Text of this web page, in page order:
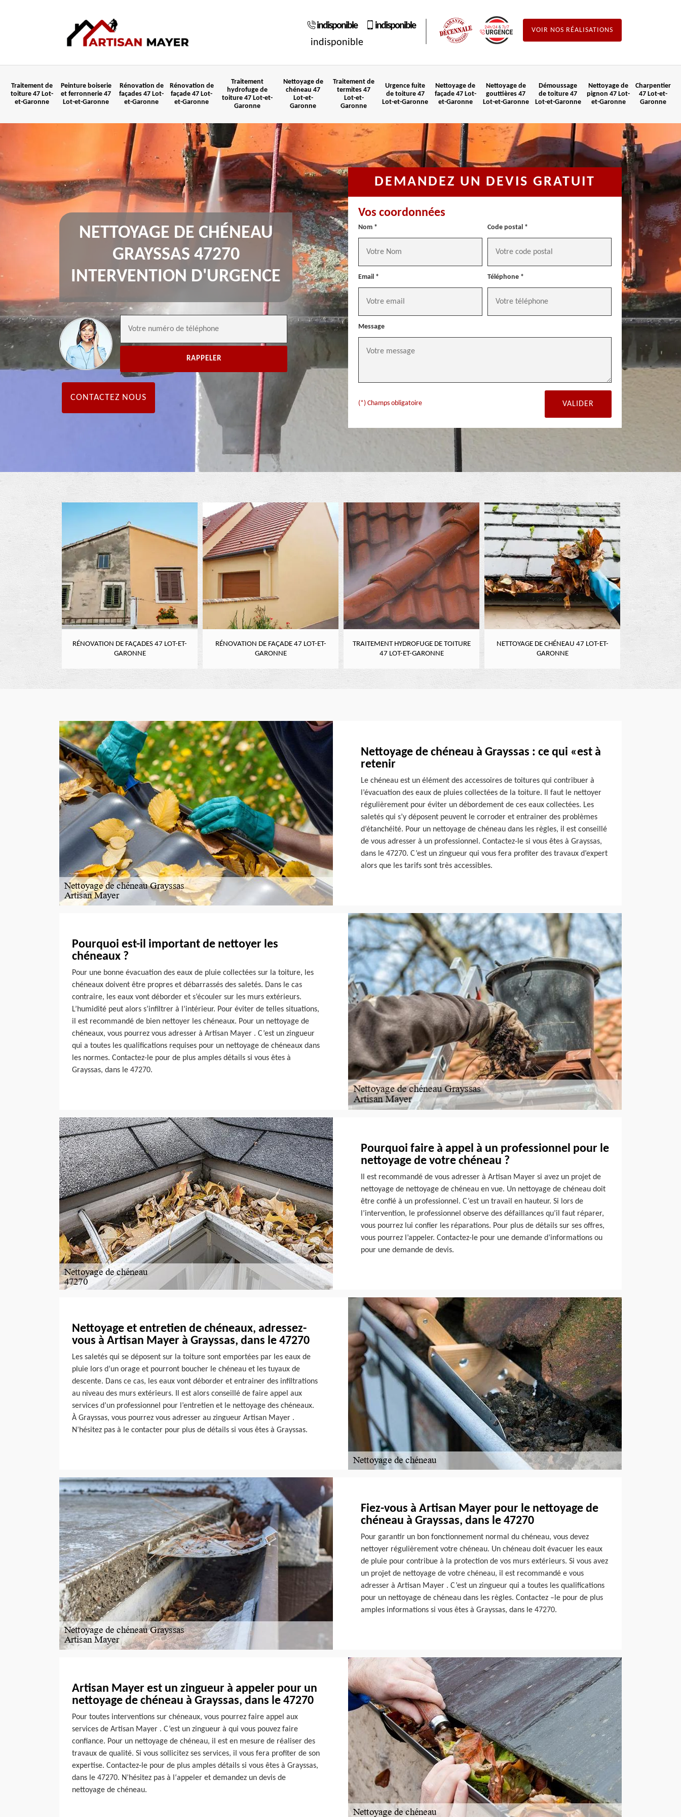
indisponible
indisponible
indisponible
VOIR NOS RÉALISATIONS
Traitement de
toiture 47 Lot-
et-Garonne
Peinture boiserie
et ferronnerie 47
Lot-et-Garonne
Rénovation de
façades 47 Lot-
et-Garonne
Rénovation de
façade 47 Lot-
et-Garonne
Traitement
hydrofuge de
toiture 47 Lot-et-
Garonne
Nettoyage de
chéneau 47
Lot-et-
Garonne
Traitement de
termites 47
Lot-et-
Garonne
Urgence fuite
de toiture 47
Lot-et-Garonne
Nettoyage de
façade 47 Lot-
et-Garonne
Nettoyage de
gouttières 47
Lot-et-Garonne
Démoussage
de toiture 47
Lot-et-Garonne
Nettoyage de
pignon 47 Lot-
et-Garonne
Charpentier
47 Lot-et-
Garonne
NETTOYAGE DE CHÉNEAU
GRAYSSAS 47270
INTERVENTION D'URGENCE
CONTACTEZ NOUS
DEMANDEZ UN DEVIS GRATUIT
Vos coordonnées
Nom * Code postal *
Email * Téléphone *
Message
(*) Champs obligatoire
FAÇADES 47 LOT-ET-
RÉNOVATION DE FAÇADE 47 LOT-ET-
GARONNE
TRAITEMENT HYDROFUGE DE TOITURE
47 LOT-ET-GARONNE
NETTOYAGE DE CHÉNEAU 47 LOT-ET-
GARONNE
TRAITEMENT DE TERMITES 47 LOT-ET-
GARONNE
Nettoyage de chéneau à Grayssas : ce qui «est à
retenir
Le chéneau est un élément des accessoires de toitures qui contribuer à
l’évacuation des eaux de pluies collectées de la toiture. Il faut le nettoyer
régulièrement pour éviter un débordement de ces eaux collectées. Les
saletés qui s’y déposent peuvent le corroder et entrainer des problèmes
d’étanchéité. Pour un nettoyage de chéneau dans les règles, il est conseillé
de vous adresser à un professionnel. Contactez-le si vous êtes à Grayssas,
dans le 47270. C’est un zingueur qui vous fera profiter des travaux d’expert
alors que les tarifs sont très accessibles.
Pourquoi est-il important de nettoyer les
chéneaux ?
Pour une bonne évacuation des eaux de pluie collectées sur la toiture, les
chéneaux doivent être propres et débarrassés des saletés. Dans le cas
contraire, les eaux vont déborder et s’écouler sur les murs extérieurs.
L’humidité peut alors s’infiltrer à l’intérieur. Pour éviter de telles situations,
il est recommandé de bien nettoyer les chéneaux. Pour un nettoyage de
chéneaux, vous pourrez vous adresser à Artisan Mayer . C’est un zingueur
qui a toutes les qualifications requises pour un nettoyage de chéneaux dans
les normes. Contactez-le pour de plus amples détails si vous êtes à
Grayssas, dans le 47270.
Pourquoi faire à appel à un professionnel pour le
nettoyage de votre chéneau ?
Il est recommandé de vous adresser à Artisan Mayer si avez un projet de
nettoyage de nettoyage de chéneau en vue. Un nettoyage de chéneau doit
être confié à un professionnel. C’est un travail en hauteur. Si lors de
l’intervention, le professionnel observe des défaillances qu’il faut réparer,
vous pourrez lui confier les réparations. Pour plus de détails sur ses offres,
vous pourrez l’appeler. Contactez-le pour une demande d’informations ou
pour une demande de devis.
Nettoyage et entretien de chéneaux, adressez-
vous à Artisan Mayer à Grayssas, dans le 47270
Les saletés qui se déposent sur la toiture sont emportées par les eaux de
pluie lors d’un orage et pourront boucher le chéneau et les tuyaux de
descente. Dans ce cas, les eaux vont déborder et entrainer des infiltrations
au niveau des murs extérieurs. Il est alors conseillé de faire appel aux
services d’un professionnel pour l’entretien et le nettoyage des chéneaux.
À Grayssas, vous pourrez vous adresser au zingueur Artisan Mayer .
N’hésitez pas à le contacter pour plus de détails si vous êtes à Grayssas.
Fiez-vous à Artisan Mayer pour le nettoyage de
chéneau à Grayssas, dans le 47270
Pour garantir un bon fonctionnement normal du chéneau, vous devez
nettoyer régulièrement votre chéneau. Un chéneau doit évacuer les eaux
de pluie pour contribue à la protection de vos murs extérieurs. Si vous avez
un projet de nettoyage de votre chéneau, il est recommandé e vous
adresser à Artisan Mayer . C’est un zingueur qui a toutes les qualifications
pour un nettoyage de chéneau dans les règles. Contactez –le pour de plus
amples informations si vous êtes à Grayssas, dans le 47270.
Artisan Mayer est un zingueur à appeler pour un
nettoyage de chéneau à Grayssas, dans le 47270
Pour toutes interventions sur chéneaux, vous pourrez faire appel aux
services de Artisan Mayer . C’est un zingueur à qui vous pouvez faire
confiance. Pour un nettoyage de chéneau, il est en mesure de réaliser des
travaux de qualité. Si vous sollicitez ses services, il vous fera profiter de son
expertise. Contactez-le pour de plus amples détails si vous êtes à Grayssas,
dans le 47270. N’hésitez pas à l‘appeler et demandez un devis de
nettoyage de chéneau.